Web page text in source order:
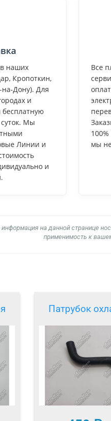
наших
Кропоткин,
на-Дону). Для
и
Мы
Линии и
и
Все
мы
на данной странице
применимость к
Патрубок